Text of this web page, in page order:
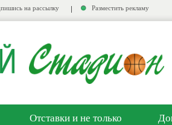
на рассылку Разместить рекламу
Отставки и не только